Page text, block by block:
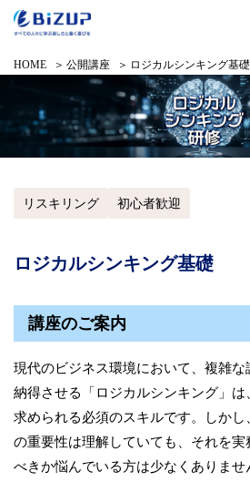
HOME 公開講座 ロジカルシンキング基礎
リスキリング 初心者歓迎
ロジカルシンキング基礎
講座のご案内
現代のビジネス環境において、複雑
納得させる「ロジカルシンキング」
求められる必須のスキルです。しかし
の重要性は理解していても、それを
べきか悩んでいる方は少なくありませ